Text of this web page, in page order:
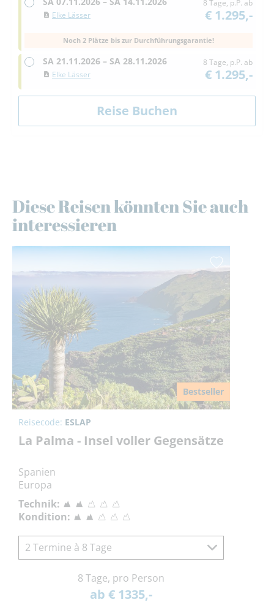
Elke Lässer
8 Tage, p.P. ab
€ 1.295,-
Noch 2 Plätze bis zur Durchführungsgarantie!
SA 21.11.2026 – SA 28.11.2026
Elke Lässer
8 Tage, p.P. ab
€ 1.295,-
Diese Reisen könnten Sie auch
interessieren
Bestseller
Reisecode: ESLAP
La Palma - Insel voller Gegensätze
Spanien
Europa
Technik:
Kondition:
2 Termine à 8 Tage
8 Tage, pro Person
ab € 1335,-